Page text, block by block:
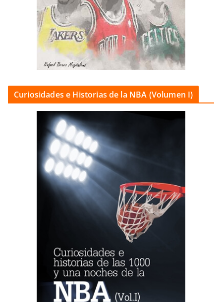
Curiosidades e Historias de la NBA (Volumen I)